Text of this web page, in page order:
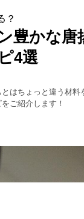
？
豊かな唐
4選
はちょっと違う材料
ご紹介します！